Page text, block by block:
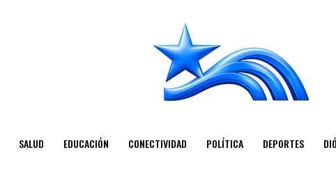
SALUD EDUCACIÓN CONECTIVIDAD POLÍTICA DEPORTES